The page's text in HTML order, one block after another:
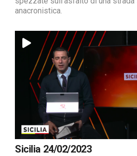
anacronistica.
Sicilia 24/02/2023